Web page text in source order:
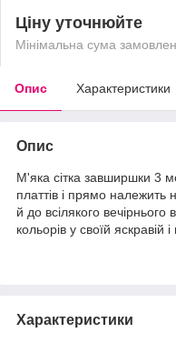
Ціну уточнюйте
Мінімальна сума
Опис Характеристики
Опис
М'яка сітка завширшки 3
платтів і прямо належить
й до всілякого
кольорів у своїй яскравій
Характеристики